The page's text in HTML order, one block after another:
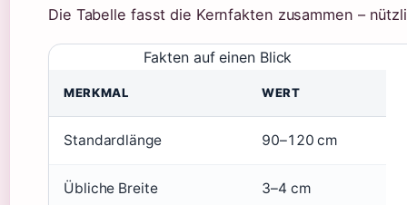
Die Tabelle fasst die Kernfakten zusammen –
Fakten auf einen Blick
MERKMAL WERT
Standardlänge 90–120 cm
Übliche Breite 3–4 cm